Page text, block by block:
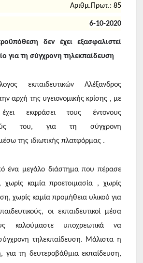
Αριθμ.Πρωτ.: 85
6-10-2020
δεν έχει εξασφαλιστεί
για τη σύγχρονη τηλεκπαίδευση
εκπαιδευτικών Αλέξανδρος
αρχή της υγειονομικής κρίσης , με
έχει εκφράσει τους έντονους
του, για τη σύγχρονη
της ιδιωτικής πλατφόρμας .
ένα μεγάλο διάστημα που πέρασε
χωρίς καμία προετοιμασία , χωρίς
χωρίς καμία προμήθεια υλικού για
οι εκπαιδευτικοί μέσα
καλούμαστε υποχρεωτικά να
τηλεκπαίδευση. Μάλιστα η
για τη δευτεροβάθμια εκπαίδευση,